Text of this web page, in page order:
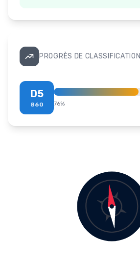
PROGRÈS DE CLASSIFICATION
D5
860 76%